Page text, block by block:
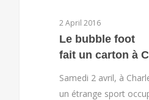
2 April 2016
Le bubble foot
fait un carton à
Samedi 2 avril, à
un étrange sport